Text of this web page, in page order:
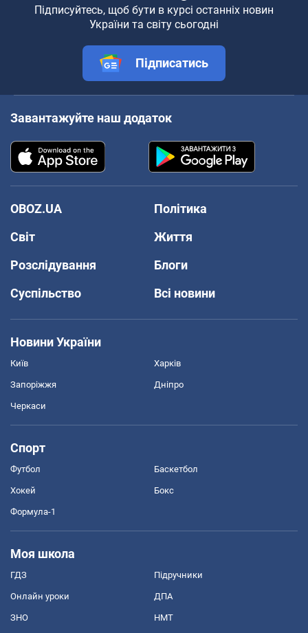
Підписуйтесь, щоб бути в курсі останніх новин
України та світу сьогодні
Підписатись
Завантажуйте наш додаток
OBOZ.UA
Політика
Світ
Життя
Розслідування
Блоги
Суспільство
Всі новини
Новини України
Київ Харків
Запоріжжя Дніпро
Черкаси
Спорт
Футбол Баскетбол
Хокей Бокс
Формула-1
Моя школа
ГДЗ Підручники
Онлайн уроки ДПА
ЗНО НМТ